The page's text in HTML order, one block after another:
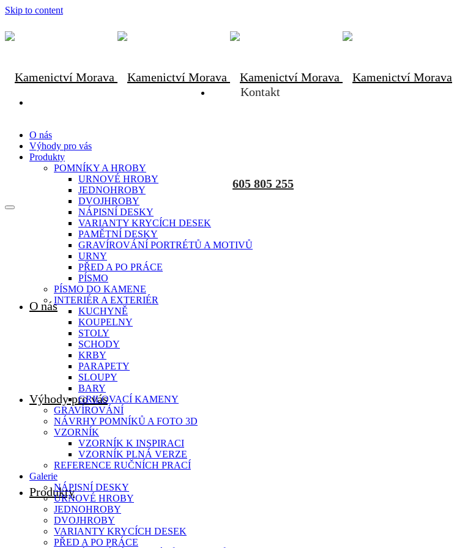
Skip to content
Kontakt
605 805 255
O nás
Výhody pro vás
Produkty
O nás
Výhody pro vás
Produkty
POMNÍKY A HROBY
URNOVÉ HROBY
JEDNOHROBY
DVOJHROBY
NÁPISNÍ DESKY
VARIANTY KRYCÍCH DESEK
PAMĚTNÍ DESKY
GRAVÍROVÁNÍ PORTRÉTŮ A MOTIVŮ
URNY
PŘED A PO PRÁCE
PÍSMO
PÍSMO DO KAMENE
INTERIÉR A EXTERIÉR
KUCHYNĚ
KOUPELNY
STOLY
SCHODY
KRBY
PARAPETY
SLOUPY
BARY
GRILOVACÍ KAMENY
GRAVÍROVÁNÍ
NÁVRHY POMNÍKŮ A FOTO 3D
VZORNÍK
VZORNÍK K INSPIRACI
VZORNÍK PLNÁ VERZE
REFERENCE RUČNÍCH PRACÍ
Galerie
NÁPISNÍ DESKY
URNOVÉ HROBY
JEDNOHROBY
DVOJHROBY
VARIANTY KRYCÍCH DESEK
PŘED A PO PRÁCE